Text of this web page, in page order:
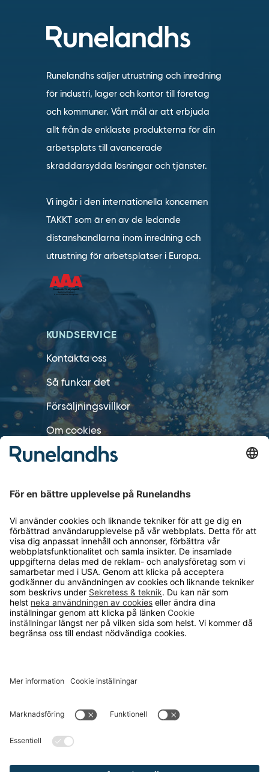
Runelandhs säljer utrustning och inredning
för industri, lager och kontor till företag
och kommuner. Vårt mål är att erbjuda
allt från de enklaste produkterna för din
arbetsplats till avancerade
skräddarsydda lösningar och tjänster.
Vi ingår i den internationella koncernen
TAKKT som är en av de ledande
distanshandlarna inom inredning och
utrustning för arbetsplatser i Europa.
KUNDSERVICE
Kontakta oss
Så funkar det
Försäljningsvillkor
Om cookies
Personuppgiftshantering
OM RUNELANDHS
Om Runelandhs
Köpvillkor
Därför ska du välja oss
Lediga jobb
Kvalitets- och miljöpolicy
TELEFON